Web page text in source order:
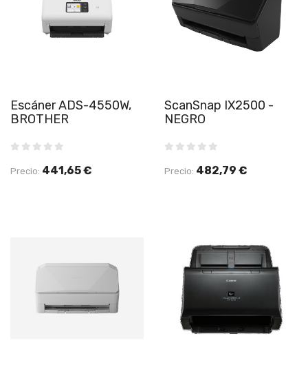
Escáner ADS-4550W,
BROTHER
Precio: 441,65 €
ScanSnap IX2500 -
NEGRO
Precio: 482,79 €